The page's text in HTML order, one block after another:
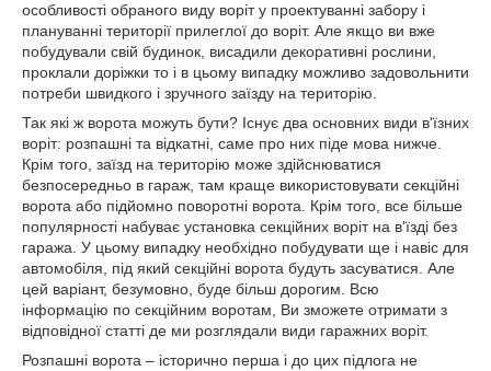
особливості обраного виду воріт у проектуванні забору і
плануванні території прилеглої до воріт. Але якщо ви вже
побудували свій будинок, висадили декоративні рослини,
проклали доріжки то і в цьому випадку можливо задовольнити
потреби швидкого і зручного заїзду на територію.
Так які ж ворота можуть бути? Існує два основних види в'їзних
воріт: розпашні та відкатні, саме про них піде мова нижче.
Крім того, заїзд на територію може здійснюватися
безпосередньо в гараж, там краще використовувати секційні
ворота або підйомно поворотні ворота. Крім того, все більше
популярності набуває установка секційних воріт на в'їзді без
гаража. У цьому випадку необхідно побудувати ще і навіс для
автомобіля, під який секційні ворота будуть засуватися. Але
цей варіант, безумовно, буде більш дорогим. Всю
інформацію по секційним воротам, Ви зможете отримати з
відповідної статті де ми розглядали види гаражних воріт.
Розпашні ворота – історично перша і до цих підлога не